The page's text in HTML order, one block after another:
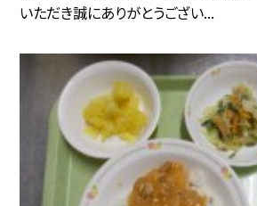
いただき誠にありがとうござい...